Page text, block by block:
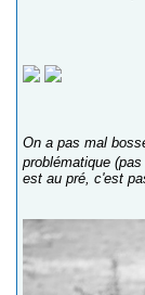
On a pas mal
problématique
est au pré, c'est